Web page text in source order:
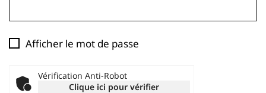
Afficher le mot de passe
Vérification Anti-Robot
Clique ici pour vérifier